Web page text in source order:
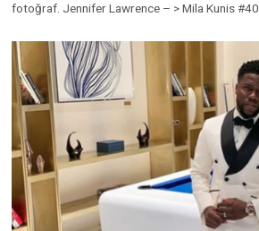
fotoğraf. Jennifer Lawrence – > Mila Kunis #40